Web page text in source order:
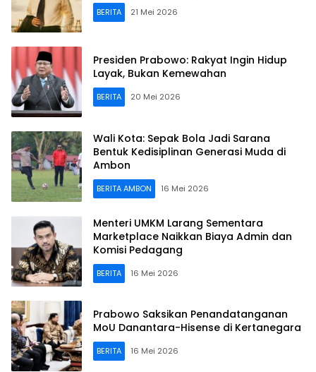
BERITA 21 Mei 2026
Presiden Prabowo: Rakyat Ingin Hidup
Layak, Bukan Kemewahan
BERITA 20 Mei 2026
Wali Kota: Sepak Bola Jadi Sarana
Bentuk Kedisiplinan Generasi Muda di
Ambon
BERITA AMBON 16 Mei 2026
Menteri UMKM Larang Sementara
Marketplace Naikkan Biaya Admin dan
Komisi Pedagang
BERITA 16 Mei 2026
Prabowo Saksikan Penandatanganan
MoU Danantara-Hisense di Kertanegara
BERITA 16 Mei 2026